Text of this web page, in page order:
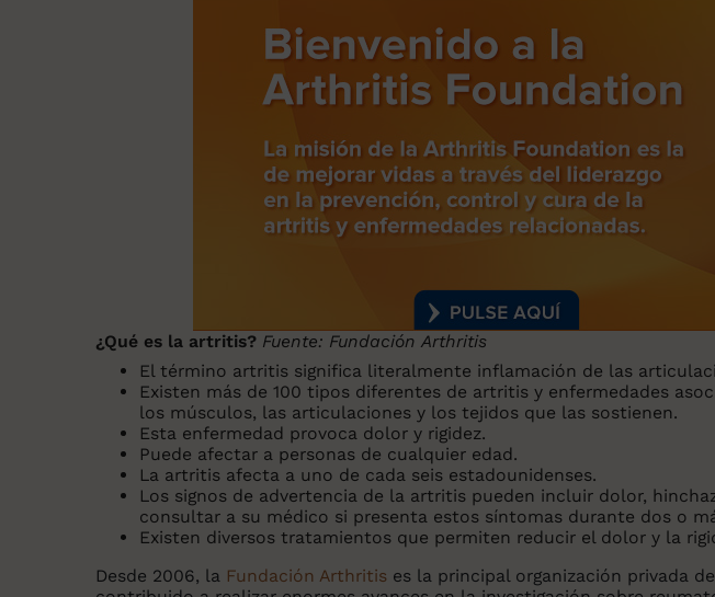
¿Qué es la artritis? Fuente: Fundación Arthritis
El término artritis significa literalmente inflamación de las
Existen más de 100 tipos diferentes de artritis y enfermedades
los músculos, las articulaciones y los tejidos que las sostienen.
Esta enfermedad provoca dolor y rigidez.
Puede afectar a personas de cualquier edad.
La artritis afecta a uno de cada seis estadounidenses.
Los signos de advertencia de la artritis pueden incluir dolor,
consultar a su médico si presenta estos síntomas durante dos o
Existen diversos tratamientos que permiten reducir el dolor y la
Desde 2006, la Fundación Arthritis es la principal organización privada